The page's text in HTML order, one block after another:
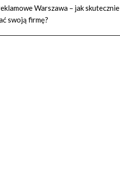
Warszawa – jak skutecznie
swoją firmę?